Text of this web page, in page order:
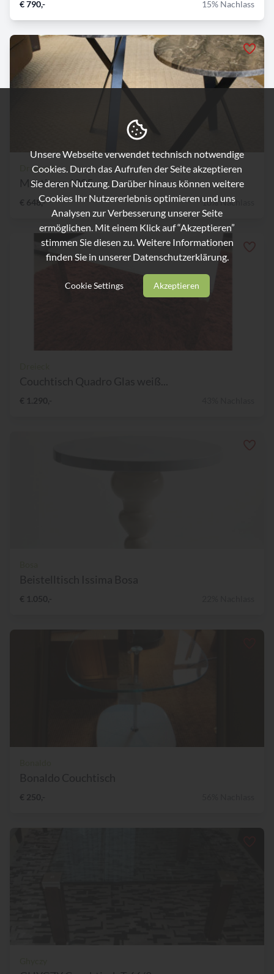
€ 790,- 15% Nachlass
Draenert
Mortimer 1085
€ 648,- 10% Nachlass
Unsere Webseite verwendet technisch notwendige
Cookies. Durch das Aufrufen der Seite akzeptieren
Sie deren Nutzung. Darüber hinaus können weitere
Cookies Ihr Nutzererlebnis optimieren und uns
Analysen zur Verbesserung unserer Seite
ermöglichen. Mit einem Klick auf “Akzeptieren”
stimmen Sie diesen zu. Weitere Informationen
finden Sie in unserer Datenschutzerklärung.
Cookie Settings Akzeptieren